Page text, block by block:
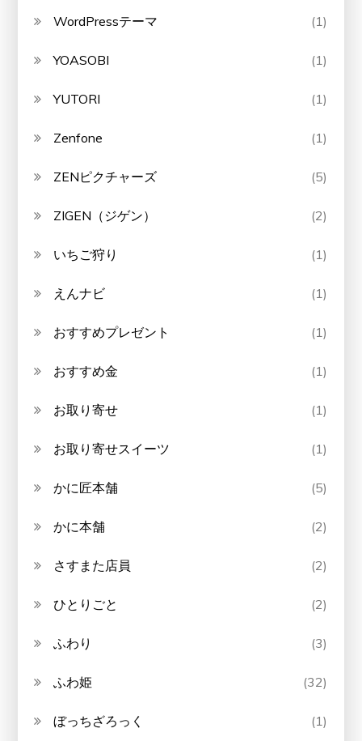
WordPressテーマ (1)
YOASOBI (1)
YUTORI (1)
Zenfone (1)
ZENピクチャーズ (5)
ZIGEN（ジゲン） (2)
いちご狩り (1)
えんナビ (1)
おすすめプレゼント (1)
おすすめ金 (1)
お取り寄せ (1)
お取り寄せスイーツ (1)
かに匠本舗 (5)
かに本舗 (2)
さすまた店員 (2)
ひとりごと (2)
ふわり (3)
ふわ姫 (32)
ぼっちざろっく (1)